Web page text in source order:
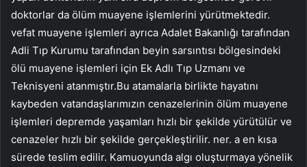
doktorlar da ölüm muayene işlemlerini yürütmektedir.
vefat muayene işlemleri ayrıca Adalet Bakanlığı tarafından
Adli Tıp Kurumu tarafından beyin sarsıntısı bölgesindeki
ölü muayene işlemleri için Ek Adlı Tıp Uzmanı ve
Teknisyeni atanmıştır.Bu atamalarla birlikte hayatını
kaybeden vatandaşlarımızın cenazelerinin ölüm muayene
işlemleri depremde yaşamları hızlı bir şekilde yürütülür ve
cenazeler hızlı bir şekilde gerçekleştirilir. ner. a en kısa
sürede teslim edilir. Kamuoyunda algı oluşturmaya yönelik